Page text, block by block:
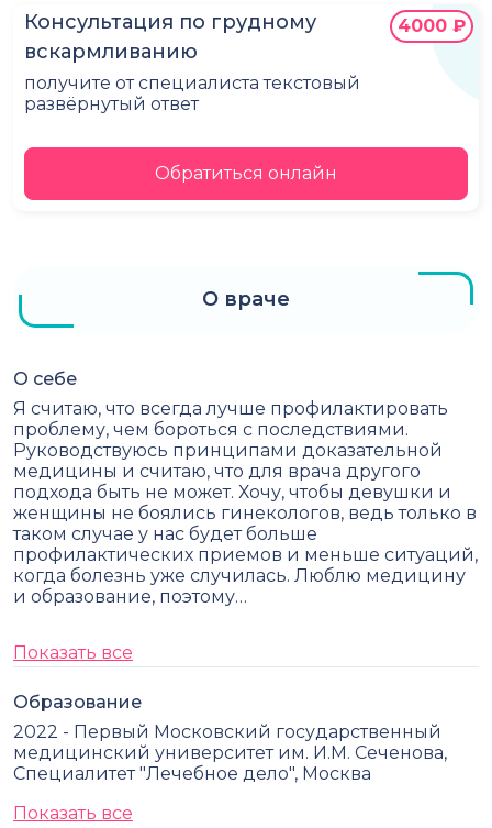
Консультация по грудному
вскармливанию
получите от специалиста текстовый
развёрнутый ответ
4000 ₽
Обратиться онлайн
О враче
О себе
Я считаю, что всегда лучше профилактировать
проблему, чем бороться с последствиями.
Руководствуюсь принципами доказательной
медицины и считаю, что для врача другого
подхода быть не может. Хочу, чтобы девушки и
женщины не боялись гинекологов, ведь только в
таком случае у нас будет больше
профилактических приемов и меньше ситуаций,
когда болезнь уже случилась. Люблю медицину
и образование, поэтому…
Показать все
Образование
2022 - Первый Московский государственный
медицинский университет им. И.М. Сеченова,
Специалитет "Лечебное дело", Москва
Показать все